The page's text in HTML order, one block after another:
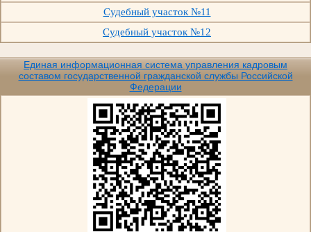
Судебный участок №11
Судебный участок №12
Единая информационная система управления кадровым
составом государственной гражданской службы Российской
Федерации